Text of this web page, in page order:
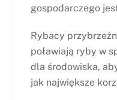
gospodarczego
Rybacy
poławiają ryby w
dla środowiska,
jak największe